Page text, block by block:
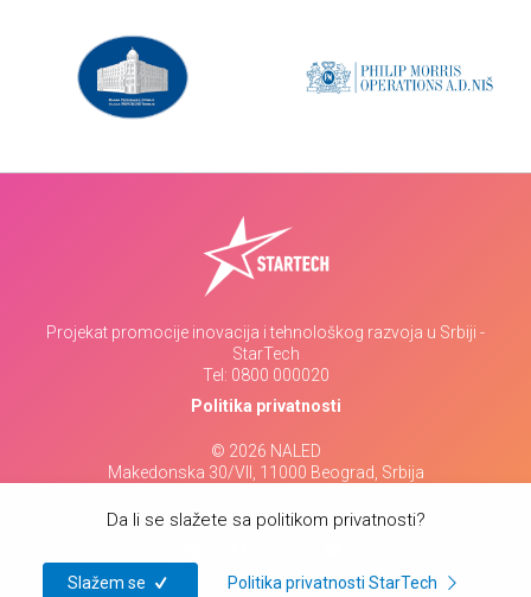
Projekat promocije inovacija i tehnološkog razvoja u Srbiji -
StarTech
Tel: 0800 000020
Politika privatnosti
© 2026 NALED
Makedonska 30/VII, 11000 Beograd, Srbija
Da li se slažete sa politikom privatnosti?
Slažem se Politika privatnosti StarTech